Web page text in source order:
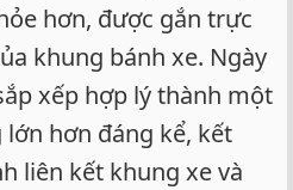
hơn, được gắn trực
khung bánh xe. Ngày
xếp hợp lý thành một
hơn đáng kể, kết
liên kết khung xe và